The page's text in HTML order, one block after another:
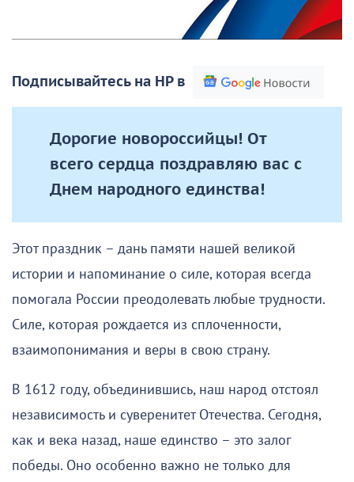
Подписывайтесь на НР в
Дорогие новороссийцы! От
всего сердца поздравляю вас с
Днем народного единства!
Этот праздник – дань памяти нашей великой
истории и напоминание о силе, которая всегда
помогала России преодолевать любые трудности.
Силе, которая рождается из сплоченности,
взаимопонимания и веры в свою страну.
В 1612 году, объединившись, наш народ отстоял
независимость и суверенитет Отечества. Сегодня,
как и века назад, наше единство – это залог
победы. Оно особенно важно не только для